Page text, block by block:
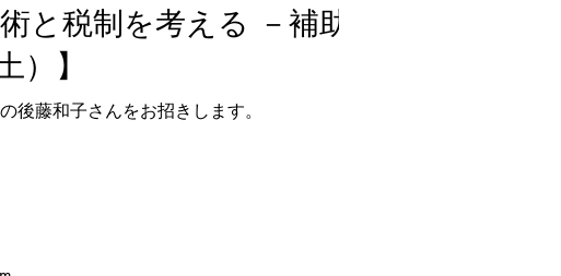
を考える －補助金
】
藤和子さんをお招きします。